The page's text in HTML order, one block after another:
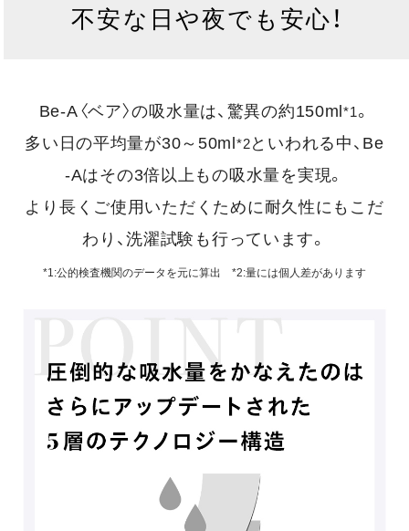
不安な日や夜でも安心！
Be-A〈ベア〉の吸水量は、驚異の約150ml*1。
多い日の平均量が30～50ml *2といわれる中、Be
-Aはその3倍以上もの吸水量を実現。
より長くご使用いただくために耐久性にもこだ
わり、洗濯試験も行っています。
*1:公的検査機関のデータを元に算出 *2:量には個人差があります